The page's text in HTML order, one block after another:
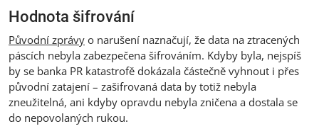
Hodnota šifrování
Původní zprávy o narušení naznačují, že data na ztracených
páscích nebyla zabezpečena šifrováním. Kdyby byla, nejspíš
by se banka PR katastrofě dokázala částečně vyhnout i přes
původní zatajení – zašifrovaná data by totiž nebyla
zneužitelná, ani kdyby opravdu nebyla zničena a dostala se
do nepovolaných rukou.